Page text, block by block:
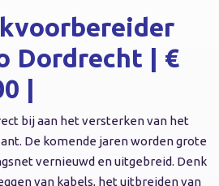
Dordrecht | €
|
bij aan het versterken van het
De komende jaren worden grote
vernieuwd en uitgebreid. Denk
van kabels, het uitbreiden van